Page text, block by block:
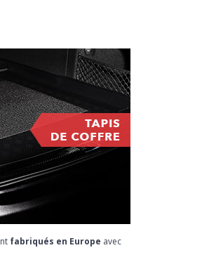
fabriqués en Europe avec